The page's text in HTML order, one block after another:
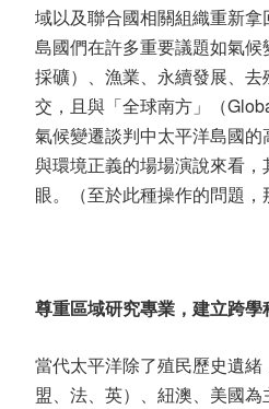
域以及聯合國相關組織重新拿
島國們在許多重要議題如氣
採礦）、漁業、永續發展、
交，且與「全球南方」（
氣候變遷談判中太平洋島國
與環境正義的場場演說來看
眼。（至於此種操作的問題，
尊重區域研究專業，建立跨學
當代太平洋除了殖民歷史遺
盟、法、英）、紐澳、美國